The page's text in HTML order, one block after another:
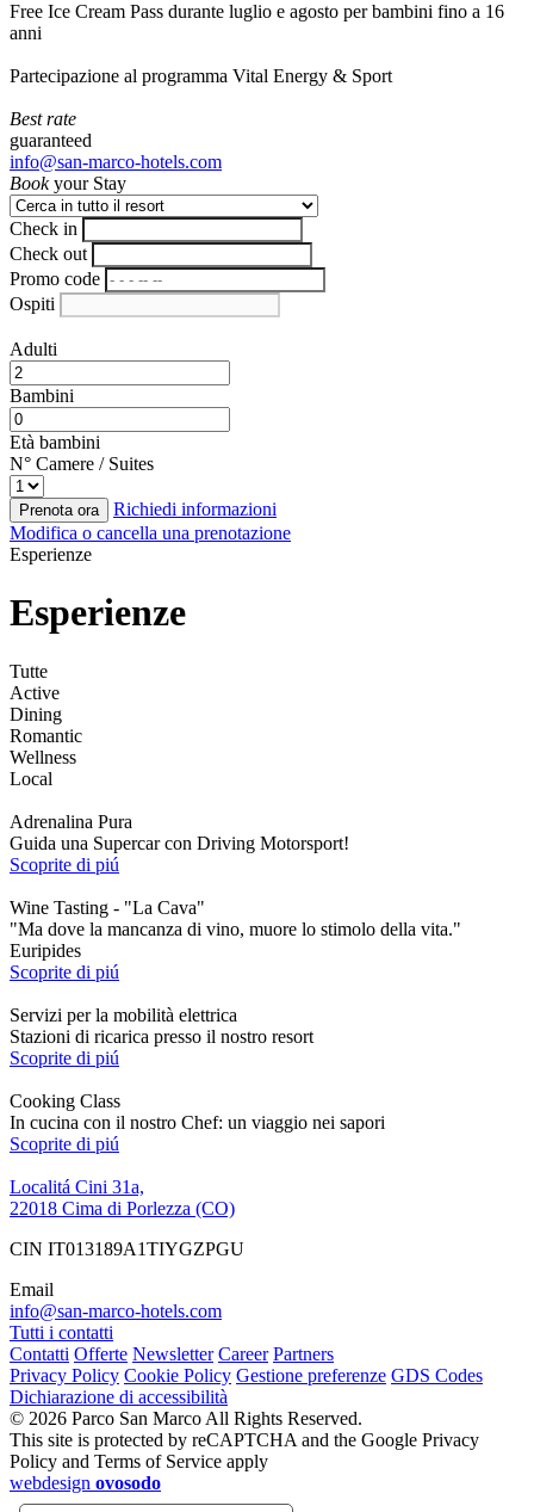
Free Ice Cream Pass durante luglio e agosto per bambini fino a 16
anni
Partecipazione al programma Vital Energy & Sport
Best rate
guaranteed
info@san-marco-hotels.com
Bookyour Stay
Check in
Check out
Promo code
Ospiti
Adulti
Bambini
Età bambini
N° Camere / Suites
Prenota ora
Richiedi informazioni
Modifica o cancella una prenotazione
Esperienze
Esperienze
Tutte
Active
Dining
Romantic
Wellness
Local
Adrenalina Pura
Guida una Supercar con Driving Motorsport!
Scoprite di piú
Wine Tasting - "La Cava"
"Ma dove la mancanza di vino, muore lo stimolo della vita."
Euripides
Scoprite di piú
Servizi per la mobilità elettrica
Stazioni di ricarica presso il nostro resort
Scoprite di piú
Cooking Class
In cucina con il nostro Chef: un viaggio nei sapori
Scoprite di piú
Localitá Cini 31a,
22018 Cima di Porlezza (CO)
CIN IT013189A1TIYGZPGU
Email
info@san-marco-hotels.com
Tutti i contatti
Contatti Offerte Newsletter Career Partners
Privacy Policy Cookie Policy Gestione preferenze GDS Codes
Dichiarazione di accessibilità
© 2026 Parco San Marco All Rights Reserved.
This site is protected by reCAPTCHA and the Google Privacy
Policy and Terms of Service apply
webdesign ovosodo